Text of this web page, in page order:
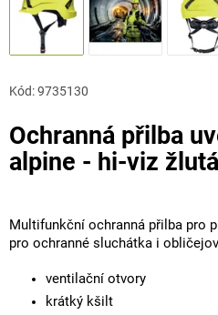
Ochranná přilba
alpine - hi-viz žlutá
Kód:9735130
Multifunkční ochranná přilba pro
pro ochranné sluchátka i
ventilační otvory
krátký kšilt